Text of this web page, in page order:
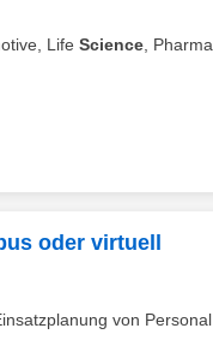
Life Science , Pharma
oder virtuell
von Personal